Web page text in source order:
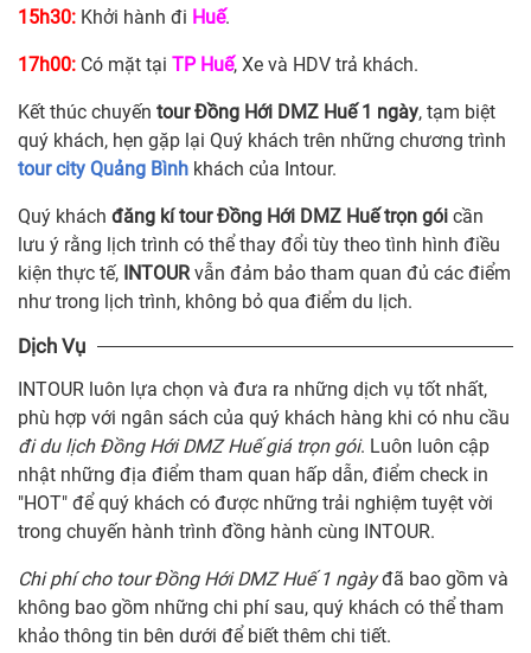
15h30: Khởi hành đi Huế.
17h00: Có mặt tại TP Huế, Xe và HDV trả khách.
Kết thúc chuyến tour Đồng Hới DMZ Huế 1 ngày, tạm biệt
quý khách, hẹn gặp lại Quý khách trên những chương trình
tour city Quảng Bình khách của Intour.
Quý khách đăng kí tour Đồng Hới DMZ Huế trọn gói cần
lưu ý rằng lịch trình có thể thay đổi tùy theo tình hình điều
kiện thực tế, INTOURvẫn đảm bảo tham quan đủ các điểm
như trong lịch trình, không bỏ qua điểm du lịch.
Dịch Vụ
INTOUR luôn lựa chọn và đưa ra những dịch vụ tốt nhất,
phù hợp với ngân sách của quý khách hàng khi có nhu cầu
đi du lịch Đồng Hới DMZ Huế giá trọn gói. Luôn luôn cập
nhật những địa điểm tham quan hấp dẫn, điểm check in
"HOT" để quý khách có được những trải nghiệm tuyệt vời
trong chuyến hành trình đồng hành cùng INTOUR.
Chi phí cho tour Đồng Hới DMZ Huế 1 ngàyđã bao gồm và
không bao gồm những chi phí sau, quý khách có thể tham
khảo thông tin bên dưới để biết thêm chi tiết.